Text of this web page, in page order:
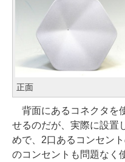
正面
背面にあるコネクタを
せるのだが、実際に設置
めで、2口あるコンセン
のコンセントも問題なく